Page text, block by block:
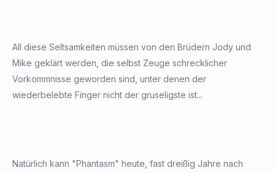
All diese Seltsamkeiten müssen von den Brüdern Jody und
Mike geklärt werden, die selbst Zeuge schrecklicher
Vorkommnisse geworden sind, unter denen der
wiederbelebte Finger nicht der gruseligste ist...
Natürlich kann "Phantasm" heute, fast dreißig Jahre nach